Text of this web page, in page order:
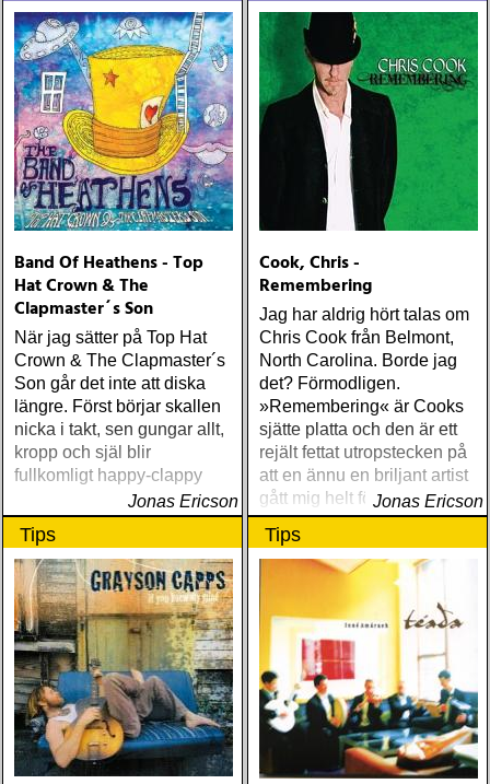
Band Of Heathens - Top
Hat Crown & The
Clapmaster´s Son
När jag sätter på Top Hat
Crown & The Clapmaster´s
Son går det inte att diska
längre. Först börjar skallen
nicka i takt, sen gungar allt,
kropp och själ blir
fullkomligt happy-clappy
Jonas Ericson
Cook, Chris -
Remembering
Jag har aldrig hört talas om
Chris Cook från Belmont,
North Carolina. Borde jag
det? Förmodligen.
»Remembering« är Cooks
sjätte platta och den är ett
rejält fettat utropstecken på
att en ännu en briljant artist
gått mig helt förbiJonas Ericson
Tips Tips